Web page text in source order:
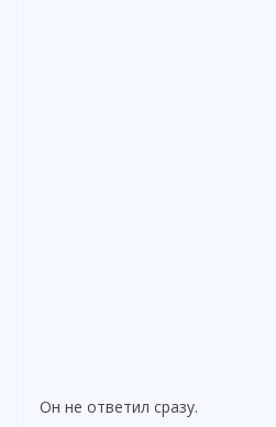
Он не ответил сразу.